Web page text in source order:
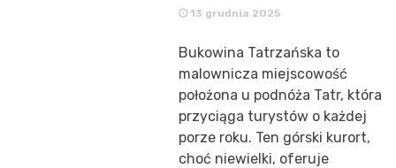
13 grudnia 2025
Bukowina Tatrzańska to
malownicza miejscowość
położona u podnóża Tatr, która
przyciąga turystów o każdej
porze roku. Ten górski kurort,
choć niewielki, oferuje